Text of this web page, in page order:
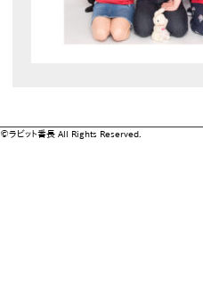
©ラビット番長 All Rights Reserved.